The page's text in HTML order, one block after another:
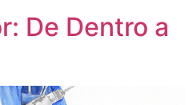
De Dentro a